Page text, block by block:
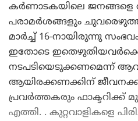
കര്‍ണാടകയിലെ ജനങ്ങളെ
പരാമര്‍ശങ്ങളും
മാര്‍ച്ച് 16-നായിരുന്നു
ഇതോടെ
നടപടിയെടുക്കണമെന്ന്
ആയിരക്കണക്കിന്
പ്രവർത്തകരും ഫാക്ടറിക്ക്
എത്തി. . കുറ്റവാളികളെ